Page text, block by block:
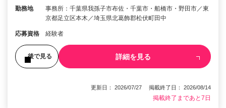
勤務地
事務所：千葉県我孫子市布佐・千葉市・船橋市・野田市／東
京都足立区本木／埼玉県北葛飾郡松伏町田中
応募資格 経験者
後で見る 詳細を見る
更新日： 2026/07/27 掲載終了日： 2026/08/14
掲載終了まであと7日